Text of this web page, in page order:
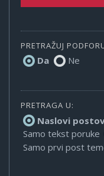
PRETRAŽUJ
Da Ne
PRETRAGA U:
Naslovi
Samo tekst poruke
Samo prvi post